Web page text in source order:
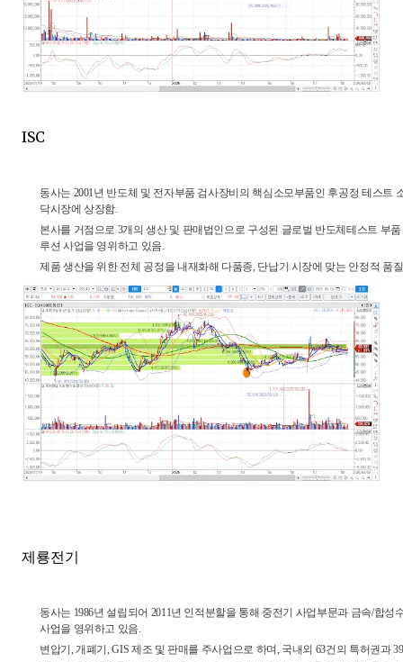
ISC
동사는 2001년 반도체 및 전자부품 검사장비의 핵심소모부품인 후공정 테스트
닥시장에 상장함.
본사를 거점으로 3개의 생산 및 판매법인으로 구성된 글로벌 반도체테스트 부
루션 사업을 영위하고 있음.
제품 생산을 위한 전체 공정을 내재화해 다품종, 단납기 시장에 맞는 안정적 품
제룡전기
동사는 1986년 설립되어 2011년 인적분할을 통해 중전기 사업부문과 금속/합
사업을 영위하고 있음.
변압기, 개폐기, GIS 제조 및 판매를 주사업으로 하며, 국내외 63건의 특허권과